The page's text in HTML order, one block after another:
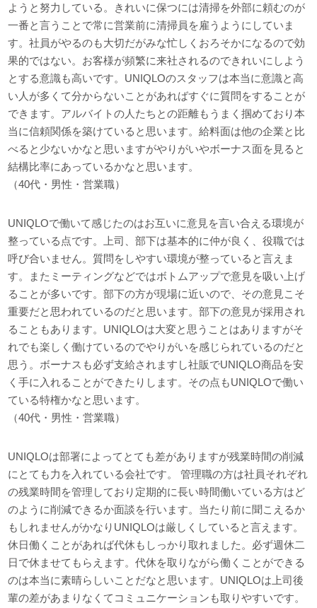
ようと努力している。きれいに保つには清掃を外部に頼むのが
一番と言うことで常に営業前に清掃員を雇うようにしていま
す。社員がやるのも大切だがみな忙しくおろそかになるので効
果的ではない。お客様が頻繁に来社されるのできれいにしよう
とする意識も高いです。UNIQLOのスタッフは本当に意識と高
い人が多くて分からないことがあればすぐに質問をすることが
できます。アルバイトの人たちとの距離もうまく掴めており本
当に信頼関係を築けていると思います。給料面は他の企業と比
べると少ないかなと思いますがやりがいやボーナス面を見ると
結構比率にあっているかなと思います。
（40代・男性・営業職）
UNIQLOで働いて感じたのはお互いに意見を言い合える環境が
整っている点です。上司、部下は基本的に仲が良く、役職では
呼び合いません。質問をしやすい環境が整っていると言えま
す。またミーティングなどではボトムアップで意見を吸い上げ
ることが多いです。部下の方が現場に近いので、その意見こそ
重要だと思われているのだと思います。部下の意見が採用され
ることもあります。UNIQLOは大変と思うことはありますがそ
れでも楽しく働けているのでやりがいを感じられているのだと
思う。ボーナスも必ず支給されますし社販でUNIQLO商品を安
く手に入れることができたりします。その点もUNIQLOで働い
ている特権かなと思います。
（40代・男性・営業職）
UNIQLOは部署によってとても差がありますが残業時間の削減
にとても力を入れている会社です。 管理職の方は社員それぞれ
の残業時間を管理しており定期的に長い時間働いている方はど
のように削減できるか面談を行います。当たり前に聞こえるか
もしれませんがかなりUNIQLOは厳しくしていると言えます。
休日働くことがあれば代休もしっかり取れました。必ず週休二
日で休ませてもらえます。代休を取りながら働くことができる
のは本当に素晴らしいことだなと思います。UNIQLOは上司後
輩の差があまりなくてコミュニケーションも取りやすいです。